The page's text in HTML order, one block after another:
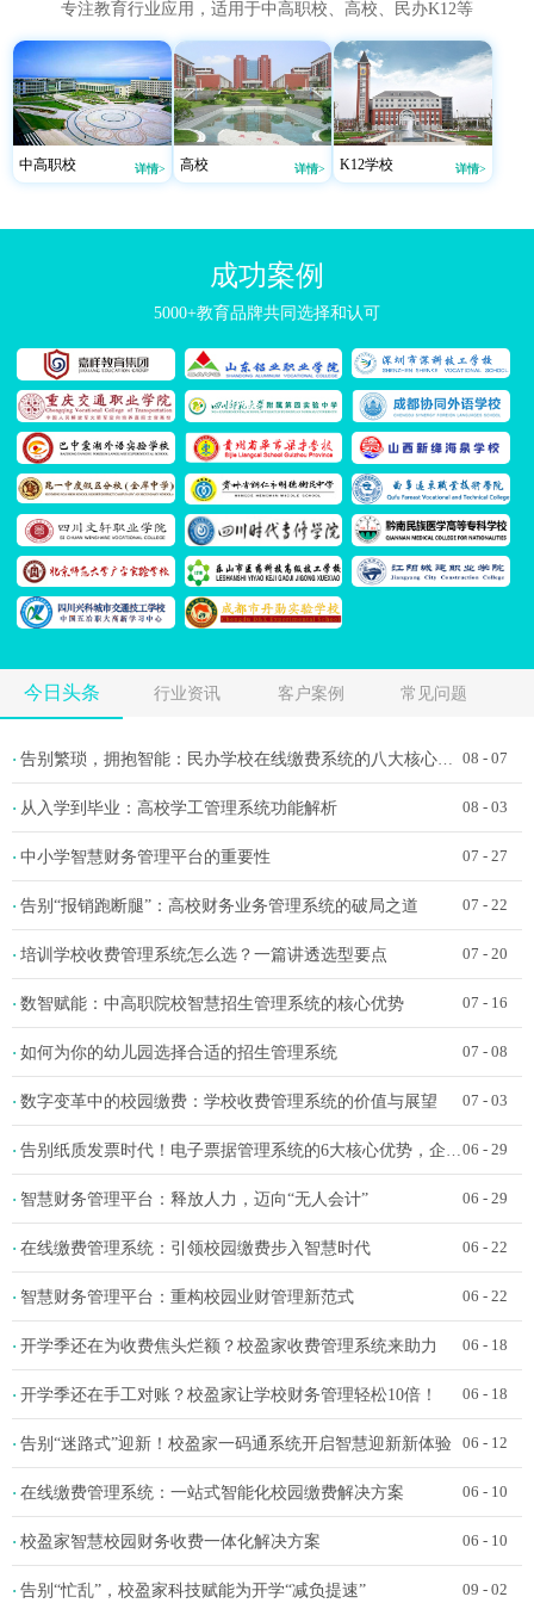
专注教育行业应用，适用于中高职校、高校、民办K12等
中高职校 详情> 高校 详情> K12学校 详情>
成功案例
5000+教育品牌共同选择和认可
今日头条 行业资讯 客户案例 常见问题
08 - 07
· 告别繁琐，拥抱智能：民办学校在线缴费系统的八大核心功能
08 - 03
· 从入学到毕业：高校学工管理系统功能解析
07 - 27
· 中小学智慧财务管理平台的重要性
07 - 22
· 告别“报销跑断腿”：高校财务业务管理系统的破局之道
07 - 20
· 培训学校收费管理系统怎么选？一篇讲透选型要点
07 - 16
· 数智赋能：中高职院校智慧招生管理系统的核心优势
07 - 08
· 如何为你的幼儿园选择合适的招生管理系统
07 - 03
· 数字变革中的校园缴费：学校收费管理系统的价值与展望
06 - 29
· 告别纸质发票时代！电子票据管理系统的6大核心优势，企业财务必看
06 - 29
· 智慧财务管理平台：释放人力，迈向“无人会计”
06 - 22
· 在线缴费管理系统：引领校园缴费步入智慧时代
06 - 22
· 智慧财务管理平台：重构校园业财管理新范式
06 - 18
· 开学季还在为收费焦头烂额？校盈家收费管理系统来助力
06 - 18
· 开学季还在手工对账？校盈家让学校财务管理轻松10倍！
06 - 12
· 告别“迷路式”迎新！校盈家一码通系统开启智慧迎新新体验
06 - 10
· 在线缴费管理系统：一站式智能化校园缴费解决方案
06 - 10
· 校盈家智慧校园财务收费一体化解决方案
09 - 02
· 告别“忙乱”，校盈家科技赋能为开学“减负提速”